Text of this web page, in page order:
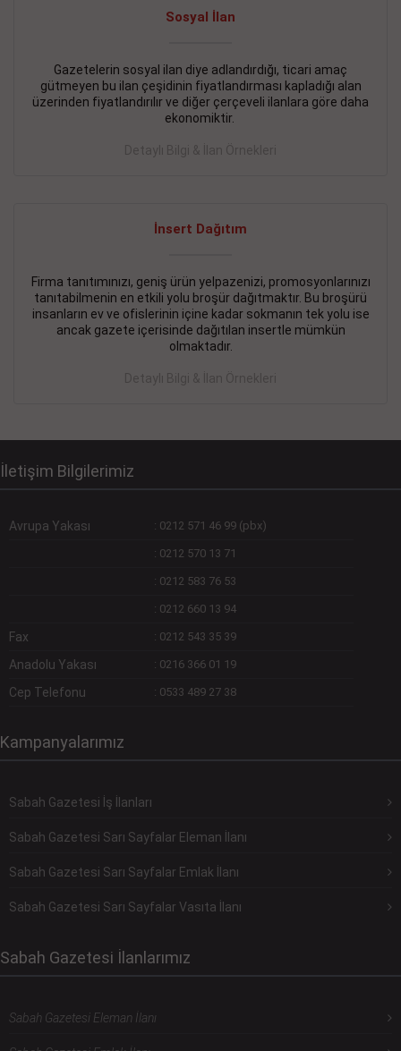
Sosyal İlan
Gazetelerin sosyal ilan diye adlandırdığı, ticari amaç
gütmeyen bu ilan çeşidinin fiyatlandırması kapladığı alan
üzerinden fiyatlandırılır ve diğer çerçeveli ilanlara göre daha
ekonomiktir.
Detaylı Bilgi & İlan Örnekleri
İnsert Dağıtım
Firma tanıtımınızı, geniş ürün yelpazenizi, promosyonlarınızı
tanıtabilmenin en etkili yolu broşür dağıtmaktır. Bu broşürü
insanların ev ve ofislerinin içine kadar sokmanın tek yolu ise
ancak gazete içerisinde dağıtılan insertle mümkün
olmaktadır.
Detaylı Bilgi & İlan Örnekleri
İletişim Bilgilerimiz
Avrupa Yakası : 0212 571 46 99 (pbx)
: 0212 570 13 71
: 0212 583 76 53
: 0212 660 13 94
Fax : 0212 543 35 39
Anadolu Yakası : 0216 366 01 19
Cep Telefonu : 0533 489 27 38
Kampanyalarımız
Sabah Gazetesi İş İlanları
Sabah Gazetesi Sarı Sayfalar Eleman İlanı
Sabah Gazetesi Sarı Sayfalar Emlak İlanı
Sabah Gazetesi Sarı Sayfalar Vasıta İlanı
Sabah Gazetesi İlanlarımız
Sabah Gazetesi Eleman İlanı
İŞYERİ KİRALIK İlanı - 11.09.2018
BEYLİKDÜZÜ Kavaklıda 4 katlı bina
DEVREMÜLK KİRALIK İlanı- 11.09.2018
SİNYE Tekstile Şoförlüğü olan 35 yaşını aşmamış, Depo
elemanı alınacaktır. Osmanbey, Şişli
Devamını Gör